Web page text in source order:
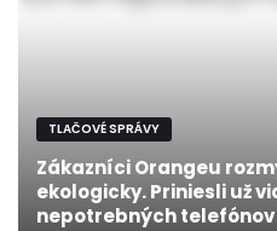
TLAČOVÉ SPRÁVY
Zákazníci Orangeu
ekologicky. Priniesli už
nepotrebných telefónov